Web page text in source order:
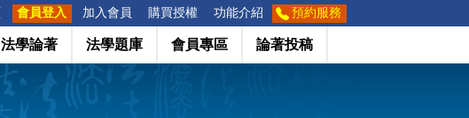
會員登入 加入會員 購買授權 功能介紹 預約服務
法學論著 法學題庫 會員專區 論著投稿